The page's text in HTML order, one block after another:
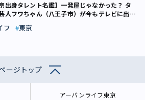
京出身タレント名鑑】一発屋じゃなかった？ タ
人フワちゃん（八王子市）が今もテレビに出突
フ 東京
ージトップ
アーバンライフ東京